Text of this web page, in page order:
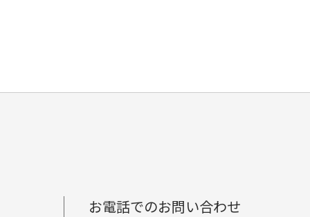
お電話でのお問い合わせ